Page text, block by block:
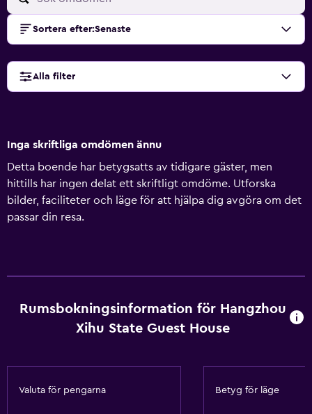
Sortera efter:Senaste
Alla filter
Inga skriftliga omdömen ännu
Detta boende har betygsatts av tidigare gäster, men
hittills har ingen delat ett skriftligt omdöme. Utforska
bilder, faciliteter och läge för att hjälpa dig avgöra om det
passar din resa.
Rumsbokningsinformation för Hangzhou
Xihu State Guest House
Valuta för pengarna Betyg för läge